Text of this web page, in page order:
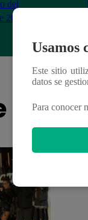
del
2026
Usamos
Este sitio
datos se
Para conocer